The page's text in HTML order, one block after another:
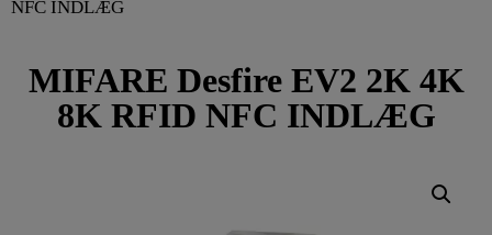
NFC INDLÆG
MIFARE Desfire EV2 2K 4K
8K RFID NFC INDLÆG